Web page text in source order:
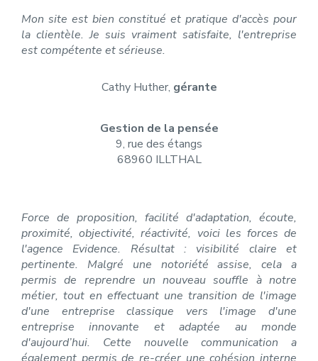
Mon site est bien constitué et pratique d'accès pour
la clientèle. Je suis vraiment satisfaite, l'entreprise
est compétente et sérieuse.
Cathy Huther, gérante
Gestion de la pensée
9, rue des étangs
68960 ILLTHAL
Force de proposition, facilité d'adaptation, écoute,
proximité, objectivité, réactivité, voici les forces de
l'agence Evidence. Résultat : visibilité claire et
pertinente. Malgré une notoriété assise, cela a
permis de reprendre un nouveau souffle à notre
métier, tout en effectuant une transition de l'image
d'une entreprise classique vers l'image d'une
entreprise innovante et adaptée au monde
d'aujourd’hui. Cette nouvelle communication a